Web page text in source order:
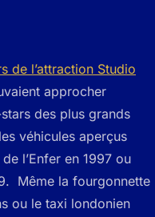
de l’attraction Studio
approcher
des plus grands
véhicules aperçus
l’Enfer en 1997 ou
Même la fourgonnette
ou le taxi londonien